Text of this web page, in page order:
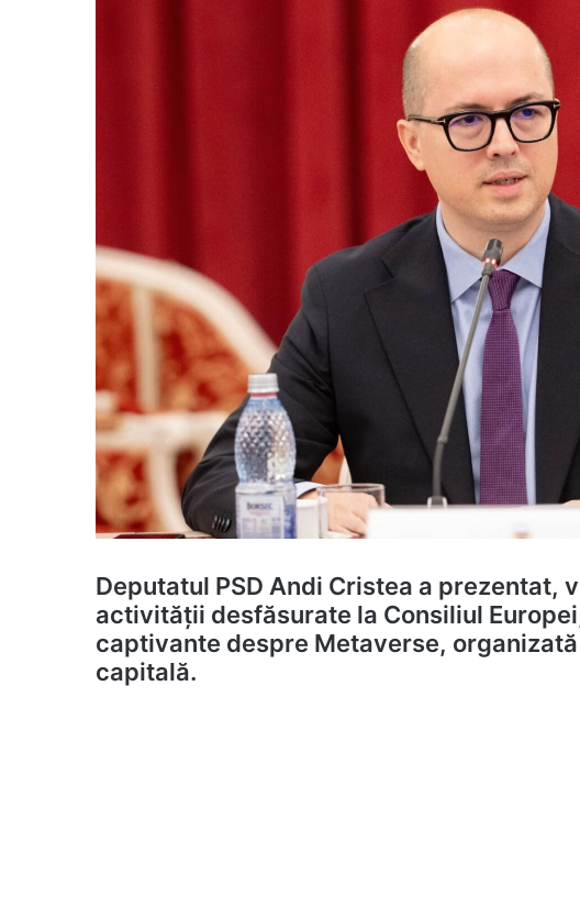
Deputatul PSD Andi Cristea a prezentat,
activității desfăsurate la Consiliul
captivante despre Metaverse,
capitală.